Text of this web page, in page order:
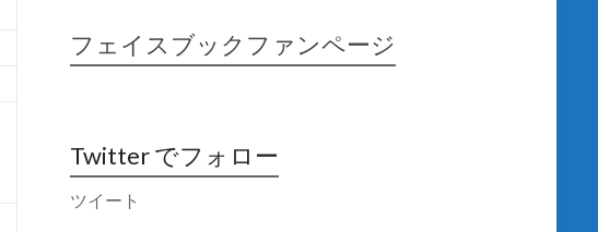
フェイスブックファンページ
Twitter でフォロー
ツイート